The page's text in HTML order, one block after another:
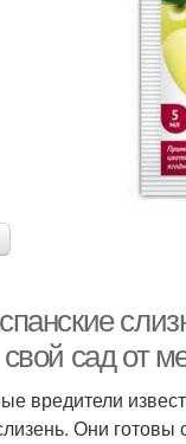
свой сад от
вредители
Они готовы